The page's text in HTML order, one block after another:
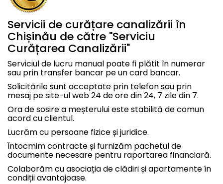
Servicii de curățare canalizării în
Chișinău de către "Serviciu
Curățarea Canalizării"
Serviciul de lucru manual poate fi plătit în numerar
sau prin transfer bancar pe un card bancar.
Solicitările sunt acceptate prin telefon sau prin
mesaj pe site-ul web 24 de ore din 24, 7 zile din 7.
Ora de sosire a meșterului este stabilită de comun
acord cu clientul.
Lucrăm cu persoane fizice și juridice.
Întocmim contracte și furnizăm pachetul de
documente necesare pentru raportarea financiară.
Colaborăm cu asociația de clădiri și apartamente în
condiții avantajoase.